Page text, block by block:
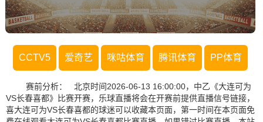
CCTV5 爱奇艺 咪咕体育 腾讯体育 PP体育
赛前分析： 北京时间2026-06-13 16:00:00，中乙《大连可为
VS长春喜都》比赛开赛，乐球直播将会在开赛前提供直播信号链接，
喜大连可为VS长春喜都的球迷可以收藏本页面，第一时间在本页面免